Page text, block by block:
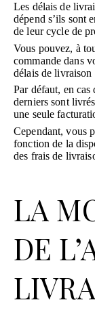
Les délais de
dépend s’ils sont
de leur cycle de
Vous pouvez, à
commande dans
délais de livraison
Par défaut, en cas
derniers sont
une seule
Cependant, vous
fonction de la
des frais de
LA
DE